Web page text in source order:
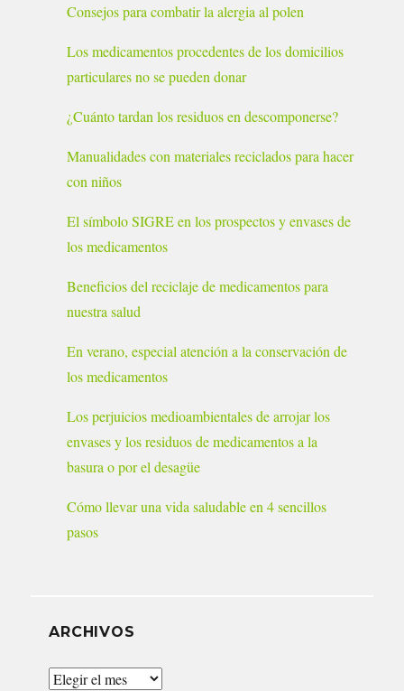
Consejos para combatir la alergia al polen
Los medicamentos procedentes de los domicilios
particulares no se pueden donar
¿Cuánto tardan los residuos en descomponerse?
Manualidades con materiales reciclados para hacer
con niños
El símbolo SIGRE en los prospectos y envases de
los medicamentos
Beneficios del reciclaje de medicamentos para
nuestra salud
En verano, especial atención a la conservación de
los medicamentos
Los perjuicios medioambientales de arrojar los
envases y los residuos de medicamentos a la
basura o por el desagüe
Cómo llevar una vida saludable en 4 sencillos
pasos
ARCHIVOS
Archivos